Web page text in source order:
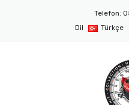
Telefon:
Dil
Türkçe